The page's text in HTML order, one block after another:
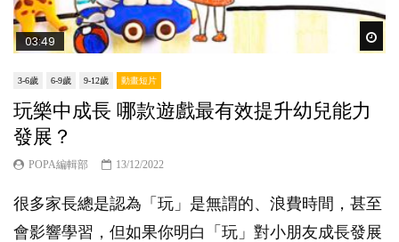
03:49
3-6歲 6-9歲 9-12歲 動畫短片
玩樂中成長 哪款遊戲最有效提升幼兒能力
發展？
POPA編輯部 13/12/2022
很多家長總是認為「玩」是無謂的、浪費時間，甚至
會影響學習，但如果你明白「玩」對小朋友成長發展